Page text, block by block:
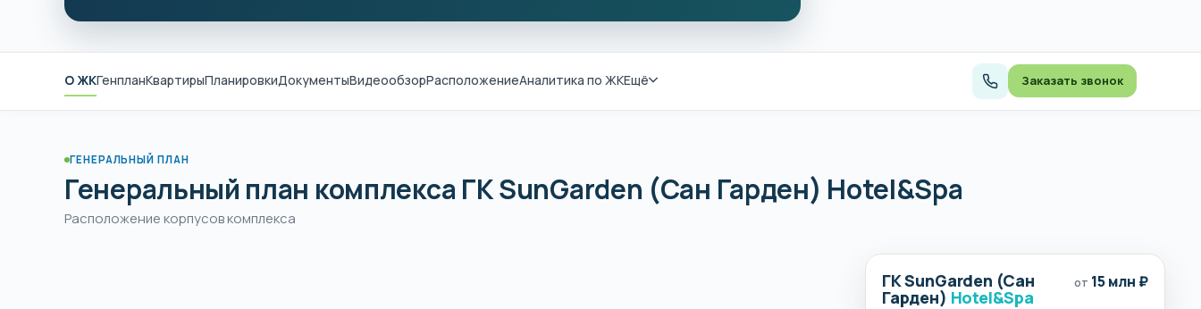
О ЖКГенпланКвартирыПланировкиДокументыВидеообзорРасположениеАналитика по ЖКЕщё Заказать звонок
ГЕНЕРАЛЬНЫЙ ПЛАН
Генеральный план комплекса ГК SunGarden (Сан Гарден) Hotel&Spa
Расположение корпусов комплекса
ГК SunGarden (Сан
Гарден) Hotel&Spa
от 15 млн ₽